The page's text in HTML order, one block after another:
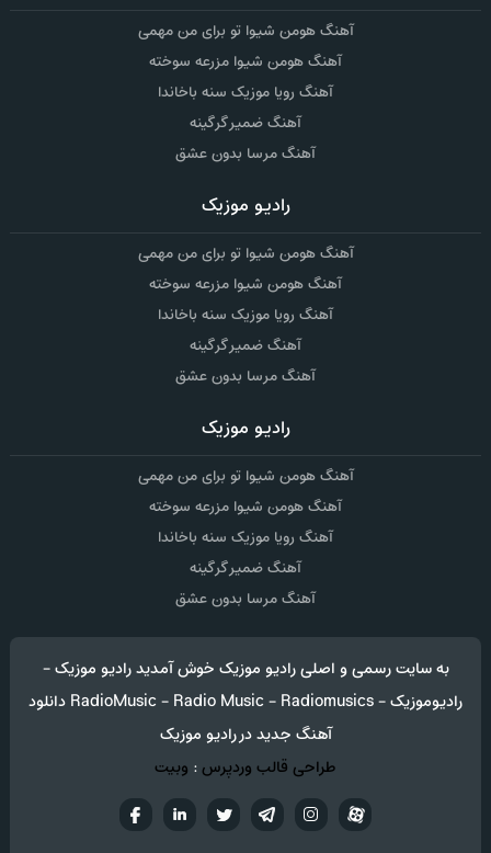
آهنگ هومن شیوا تو برای من مهمی
آهنگ هومن شیوا مزرعه سوخته
آهنگ رویا موزیک سنه باخاندا
آهنگ ضمیر گرگینه
آهنگ مرسا بدون عشق
رادیو موزیک
آهنگ هومن شیوا تو برای من مهمی
آهنگ هومن شیوا مزرعه سوخته
آهنگ رویا موزیک سنه باخاندا
آهنگ ضمیر گرگینه
آهنگ مرسا بدون عشق
رادیو موزیک
آهنگ هومن شیوا تو برای من مهمی
آهنگ هومن شیوا مزرعه سوخته
آهنگ رویا موزیک سنه باخاندا
آهنگ ضمیر گرگینه
آهنگ مرسا بدون عشق
به سایت رسمی و اصلی رادیو موزیک خوش آمدید رادیو موزیک -
رادیوموزیک - RadioMusic - Radio Music - Radiomusics دانلود
آهنگ جدید در رادیو موزیک
طراحی قالب وردپرس: وبیت
تويترتلگراماینستاگرام آپارات